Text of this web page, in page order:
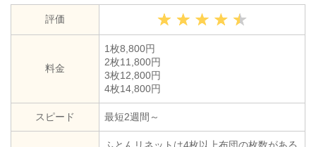
評価
料金
1枚8,800円
2枚11,800円
3枚12,800円
4枚14,800円
スピード 最短2週間～